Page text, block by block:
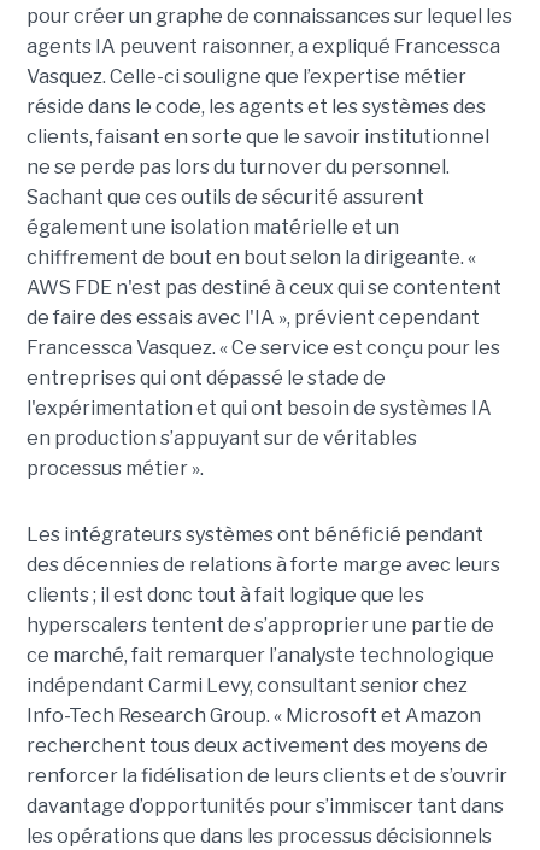
pour créer un graphe de connaissances sur lequel les
agents IA peuvent raisonner, a expliqué Francessca
Vasquez. Celle-ci souligne que l’expertise métier
réside dans le code, les agents et les systèmes des
clients, faisant en sorte que le savoir institutionnel
ne se perde pas lors du turnover du personnel.
Sachant que ces outils de sécurité assurent
également une isolation matérielle et un
chiffrement de bout en bout selon la dirigeante. «
AWS FDE n'est pas destiné à ceux qui se contentent
de faire des essais avec l'IA », prévient cependant
Francessca Vasquez. « Ce service est conçu pour les
entreprises qui ont dépassé le stade de
l'expérimentation et qui ont besoin de systèmes IA
en production s’appuyant sur de véritables
processus métier ».
Les intégrateurs systèmes ont bénéficié pendant
des décennies de relations à forte marge avec leurs
clients ; il est donc tout à fait logique que les
hyperscalers tentent de s’approprier une partie de
ce marché, fait remarquer l’analyste technologique
indépendant Carmi Levy, consultant senior chez
Info-Tech Research Group. « Microsoft et Amazon
recherchent tous deux activement des moyens de
renforcer la fidélisation de leurs clients et de s’ouvrir
davantage d’opportunités pour s’immiscer tant dans
les opérations que dans les processus décisionnels